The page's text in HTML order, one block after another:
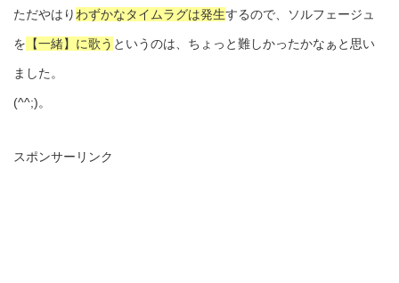
ただやはり わずかなタイムラグは発生するので、ソルフェージュ
を 【一緒】に歌う というのは、ちょっと難しかったかなぁと思い
ました。
(^^;)。
スポンサーリンク